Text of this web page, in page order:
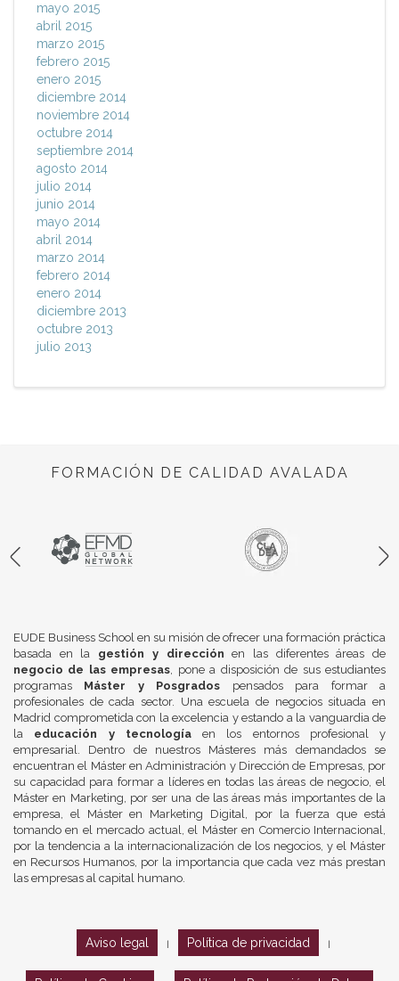
mayo 2015
abril 2015
marzo 2015
febrero 2015
enero 2015
diciembre 2014
noviembre 2014
octubre 2014
septiembre 2014
agosto 2014
julio 2014
junio 2014
mayo 2014
abril 2014
marzo 2014
febrero 2014
enero 2014
diciembre 2013
octubre 2013
julio 2013
FORMACIÓN DE CALIDAD AVALADA
EUDE Business School en su misión de ofrecer una formación práctica
basada en la gestión y dirección en las diferentes áreas de
negocio de las empresas, pone a disposición de sus estudiantes
programas Máster y Posgrados pensados para formar a
profesionales de cada sector. Una escuela de negocios situada en
Madrid comprometida con la excelencia y estando a la vanguardia de
la educación y tecnologíaen los entornos profesional y
empresarial. Dentro de nuestros Másteres más demandados se
encuentran el Máster en Administración y Dirección de Empresas, por
su capacidad para formar a líderes en todas las áreas de negocio, el
Máster en Marketing, por ser una de las áreas más importantes de la
empresa, el Máster en Marketing Digital, por la fuerza que está
tomando en el mercado actual, el Máster en Comercio Internacional,
por la tendencia a la internacionalización de los negocios, y el Máster
en Recursos Humanos, por la importancia que cada vez más prestan
las empresas al capital humano.
Aviso legal Política de privacidad